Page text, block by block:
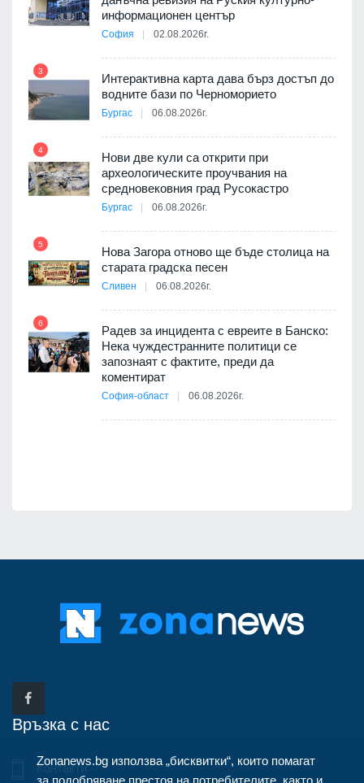
информационен център
София 02.08.2026г.
3
Интерактивна карта дава бърз достъп до
водните бази по Черноморието
Бургас 06.08.2026г.
4
Нови две кули са открити при
археологическите проучвания на
средновековния град Русокастро
Бургас 06.08.2026г.
5
Нова Загора отново ще бъде столица на
старата градска песен
Сливен 06.08.2026г.
6
Радев за инцидента с евреите в Банско:
Нека чуждестранните политици се
запознаят с фактите, преди да
коментират
София-област 06.08.2026г.
Връзка с нас
Контакти
Zonanews.bg използва „бисквитки“, които помагат
за подобряване престоя на потребителите, както и